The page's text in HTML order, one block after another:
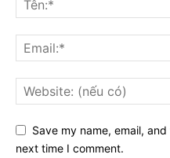
Save my name, email,
next time I comment.